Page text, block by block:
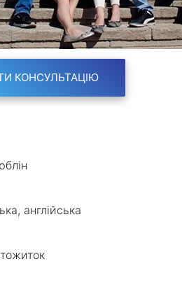
КОНСУЛЬТАЦІЮ
англійська